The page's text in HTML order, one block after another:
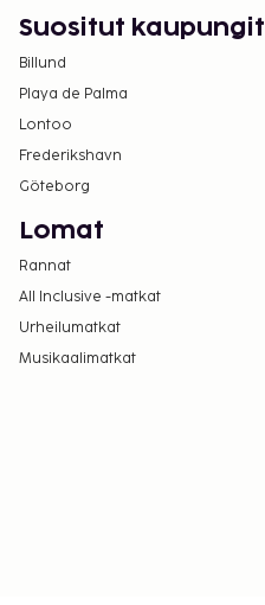
Suositut kaupungit
Billund
Playa de Palma
Lontoo
Frederikshavn
Göteborg
Lomat
Rannat
All Inclusive -matkat
Urheilumatkat
Musikaalimatkat